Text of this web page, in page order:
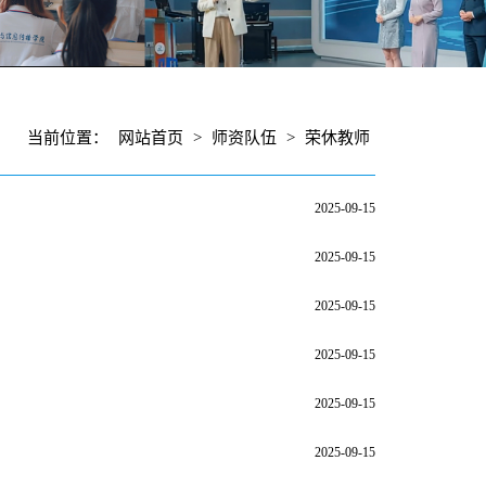
当前位置： 网站首页 > 师资队伍 > 荣休教师
2025-09-15
2025-09-15
2025-09-15
2025-09-15
2025-09-15
2025-09-15